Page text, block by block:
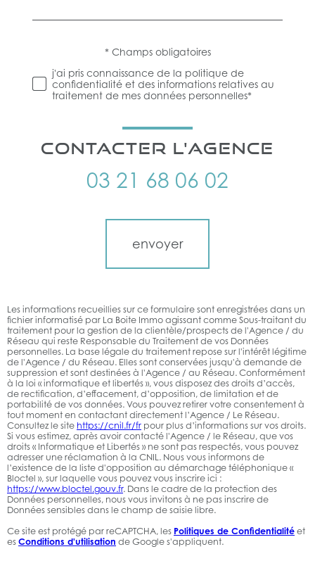
défaut
Validation* Champs obligatoires
j'ai pris connaissance de la politique de
confidentialité et des informations relatives au
traitement de mes données personnelles*
CONTACTER L'AGENCE
03 21 68 06 02
envoyer
Les informations recueillies sur ce formulaire sont enregistrées dans un
fichier informatisé par La Boite Immo agissant comme Sous-traitant du
traitement pour la gestion de la clientèle/prospects de l'Agence / du
Réseau qui reste Responsable du Traitement de vos Données
personnelles. La base légale du traitement repose sur l'intérêt légitime
de l'Agence / du Réseau. Elles sont conservées jusqu'à demande de
suppression et sont destinées à l'Agence / au Réseau. Conformément
à la loi « informatique et libertés », vous disposez des droits d’accès,
de rectification, d’effacement, d’opposition, de limitation et de
portabilité de vos données. Vous pouvez retirer votre consentement à
tout moment en contactant directement l’Agence / Le Réseau.
Consultez le site https://cnil.fr/fr pour plus d’informations sur vos droits.
Si vous estimez, après avoir contacté l'Agence / le Réseau, que vos
droits « Informatique et Libertés » ne sont pas respectés, vous pouvez
adresser une réclamation à la CNIL. Nous vous informons de
l’existence de la liste d'opposition au démarchage téléphonique «
Bloctel », sur laquelle vous pouvez vous inscrire ici :
https://www.bloctel.gouv.fr. Dans le cadre de la protection des
Données personnelles, nous vous invitons à ne pas inscrire de
Données sensibles dans le champ de saisie libre.
Ce site est protégé par reCAPTCHA, les Politiques de Confidentialité et
es Conditions d'utilisation de Google s'appliquent.